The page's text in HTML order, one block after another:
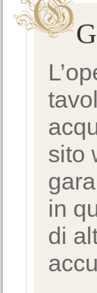
sito
in
di